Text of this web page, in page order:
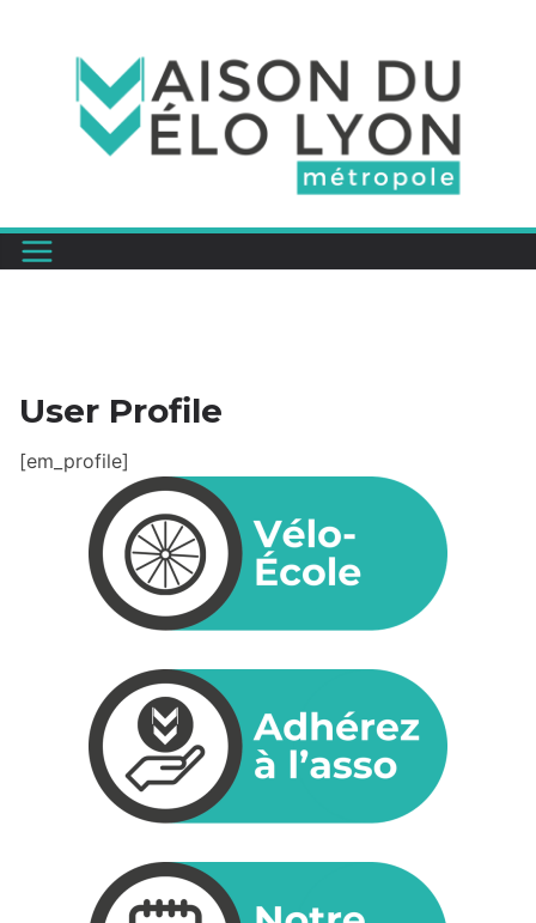
User Profile
[em_profile]